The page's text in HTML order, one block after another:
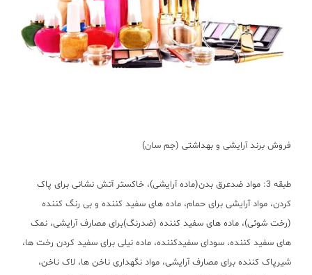
فروش برند آرایشی و بهداشتی (جم سان)
طبقه 3: مواد ضدعرق بدن(ماده آرایشی)، خاکستر آتش نشانی برای پاک
کردن، مواد آرایشی برای حمام، ماده های سفید کننده و بی رنگ کننده
(رخت شوئی)، ماده های سفید کننده (ضدرنگ)برای مصارف آرایشی، نمک
های سفید کننده، سودای سفیدکننده، ماده نیلی برای سفید کردن رخت ها،
شیرپاک کننده برای مصارف آرایشی، مواد نگهداری ناخن ها، لاک ناخن،